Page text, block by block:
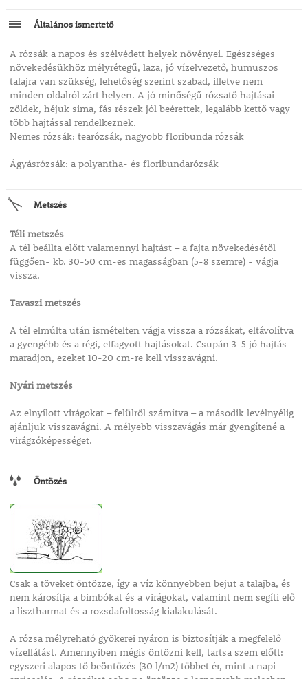
Általános ismertető
A rózsák a napos és szélvédett helyek növényei. Egészséges
növekedésükhöz mélyrétegű, laza, jó vízelvezető, humuszos
talajra van szükség, lehetőség szerint szabad, illetve nem
minden oldalról zárt helyen. A jó minőségű rózsatő hajtásai
zöldek, héjuk sima, fás részek jól beérettek, legalább kettő vagy
több hajtással rendelkeznek.
Nemes rózsák: tearózsák, nagyobb floribunda rózsák
Ágyásrózsák: a polyantha- és floribundarózsák
Metszés
Téli metszés
A tél beállta előtt valamennyi hajtást – a fajta növekedésétől
függően- kb. 30-50 cm-es magasságban (5-8 szemre) - vágja
vissza.
Tavaszi metszés
A tél elmúlta után ismételten vágja vissza a rózsákat, eltávolítva
a gyengébb és a régi, elfagyott hajtásokat. Csupán 3-5 jó hajtás
maradjon, ezeket 10-20 cm-re kell visszavágni.
Nyári metszés
Az elnyílott virágokat – felülről számítva – a második levélnyélig
ajánljuk visszavágni. A mélyebb visszavágás már gyengítené a
virágzóképességet.
Öntözés
Csak a töveket öntözze, így a víz könnyebben bejut a talajba, és
nem károsítja a bimbókat és a virágokat, valamint nem segíti elő
a lisztharmat és a rozsdafoltosság kialakulását.
A rózsa mélyreható gyökerei nyáron is biztosítják a megfelelő
vízellátást. Amennyiben mégis öntözni kell, tartsa szem előtt:
egyszeri alapos tő beöntözés (30 l/m2) többet ér, mint a napi